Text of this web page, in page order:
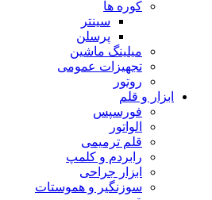
کوره ها
سینتر
پرسلن
میلینگ ماشین
تجهیزات عمومی
روتور
ابزار و قلم
فورسپس
الواتور
قلم ترمیمی
رابردم و کلمپ
ابزار جراحی
سوزنگیر و هموستات